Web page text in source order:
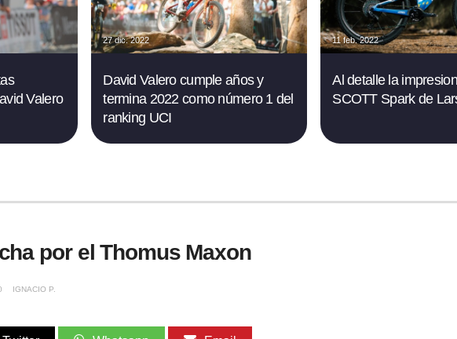
Valero
27 dic. 2022
David Valero cumple años y
termina 2022 como número 1 del
ranking UCI
11 feb. 2022
Al detalle la
SCOTT Spark de
por el Thomus Maxon
IGNACIO P.